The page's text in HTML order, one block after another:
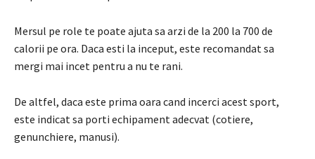
Mersul pe role te poate ajuta sa arzi de la 200 la 700 de
calorii pe ora. Daca esti la inceput, este recomandat sa
mergi mai incet pentru a nu te rani.
De altfel, daca este prima oara cand incerci acest sport,
este indicat sa porti echipament adecvat (cotiere,
genunchiere, manusi).